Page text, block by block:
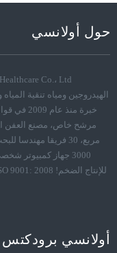
حول أولانسي
للإنتاج الضخم! CE، CB، ROHS، SASO، CQC، CCC Approval & ISO 9001: 2008
أولانسي برودكتس